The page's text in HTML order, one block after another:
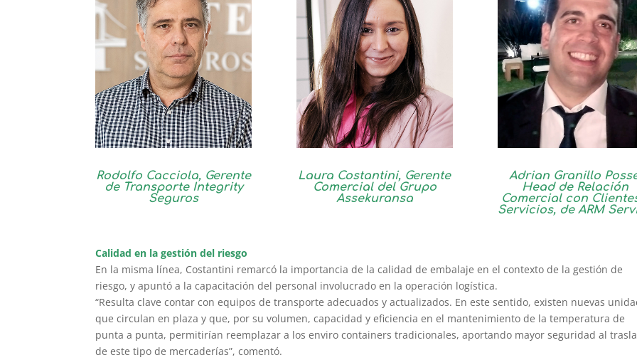
Rodolfo Cacciola, Gerente
de Transporte Integrity
Seguros
Laura Costantini, Gerente
Comercial del Grupo
Assekuransa
Adrian Granillo
Head de Relación
Comercial con
Servicios, de ARM
Calidad en la gestión del riesgo
En la misma línea, Costantini remarcó la importancia de la calidad de embalaje en el contexto de la gestión de
riesgo, y apuntó a la capacitación del personal involucrado en la operación logística.
“Resulta clave contar con equipos de transporte adecuados y actualizados. En este sentido, existen nuevas
que circulan en plaza y que, por su volumen, capacidad y eficiencia en el mantenimiento de la temperatura de
punta a punta, permitirían reemplazar a los enviro containers tradicionales, aportando mayor seguridad al
de este tipo de mercaderías”, comentó.